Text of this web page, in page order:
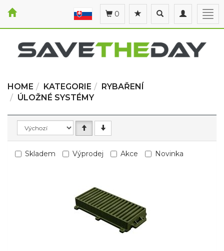
Toggle
navigation
Toggle
search
0
HOME KATEGORIE
RYBAŘENÍ
ÚLOŽNÉ SYSTÉMY
Skladem Výprodej Akce Novinka